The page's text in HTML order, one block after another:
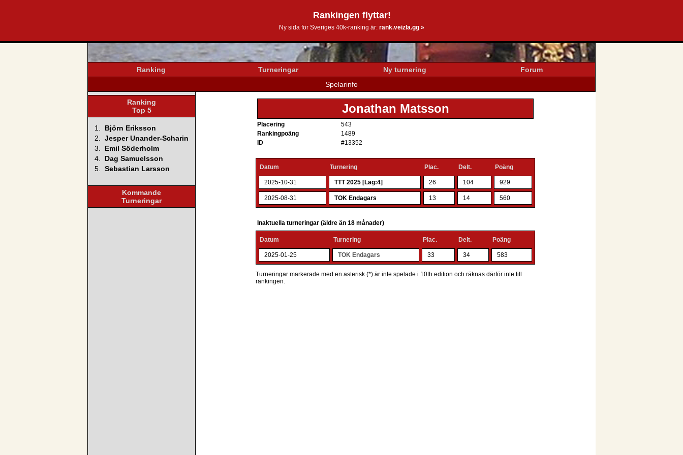
Rankingen flyttar!
Ny sida för Sveriges 40k-ranking är: rank.veizla.gg »
svenska40k.se
Ranking Turneringar Ny turnering
Forum
Spelarinfo
Ranking
Top 5
1.
Björn Eriksson
2. Jesper Unander-Scharin
3.
Emil Söderholm
4.
Dag Samuelsson
5. Sebastian Larsson
Kommande
Turneringar
Jonathan Matsson
Placering
543
Rankingpoäng
1489
ID
#13352
Datum Turnering Plac. Delt. Poäng
2025-10-31 TTT 2025 [Lag:4] 26 104 929
2025-08-31 TOK Endagars 13 14 560
Inaktuella turneringar (äldre än 18 månader)
Datum Turnering Plac. Delt. Poäng
2025-01-25 TOK Endagars 33 34 583
Turneringar markerade med en asterisk (*) är inte spelade i 10th edition och räknas därför inte till
rankingen.